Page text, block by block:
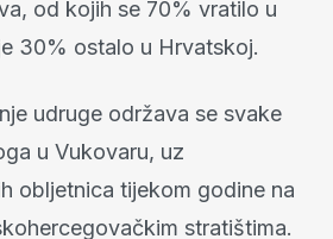
od kojih se 70% vratilo u
30% ostalo u Hrvatskoj.
udruge održava se svake
u Vukovaru, uz
obljetnica tijekom godine na
stratištima.